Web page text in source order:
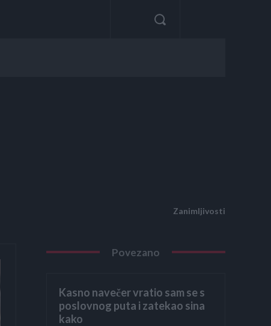
Zanimljivosti
Povezano
Kasno navečer vratio sam se s
poslovnog puta i zatekao sina
kako